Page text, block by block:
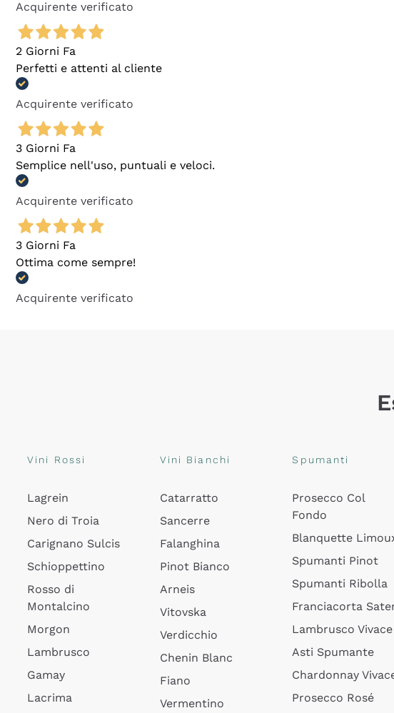
Acquirente verificato
2 Giorni Fa
Perfetti e attenti al cliente
Acquirente verificato
3 Giorni Fa
Semplice nell'uso, puntuali e veloci.
Acquirente verificato
3 Giorni Fa
Ottima come sempre!
Acquirente verificato
Vini Rossi
Lagrein
Nero di Troia
Carignano Sulcis
Schioppettino
Rosso di
Montalcino
Morgon
Lambrusco
Gamay
Lacrima
Vini Bianchi
Catarratto
Sancerre
Falanghina
Pinot Bianco
Arneis
Vitovska
Verdicchio
Chenin Blanc
Fiano
Vermentino
Spumanti
Prosecco Col
Fondo
Blanquette
Spumanti Pinot
Spumanti Ribolla
Franciacorta
Lambrusco Vivace
Asti Spumante
Chardonnay
Prosecco Rosé